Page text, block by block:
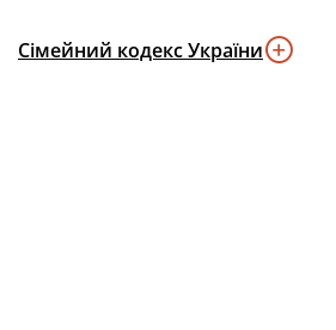
Сімейний кодекс України